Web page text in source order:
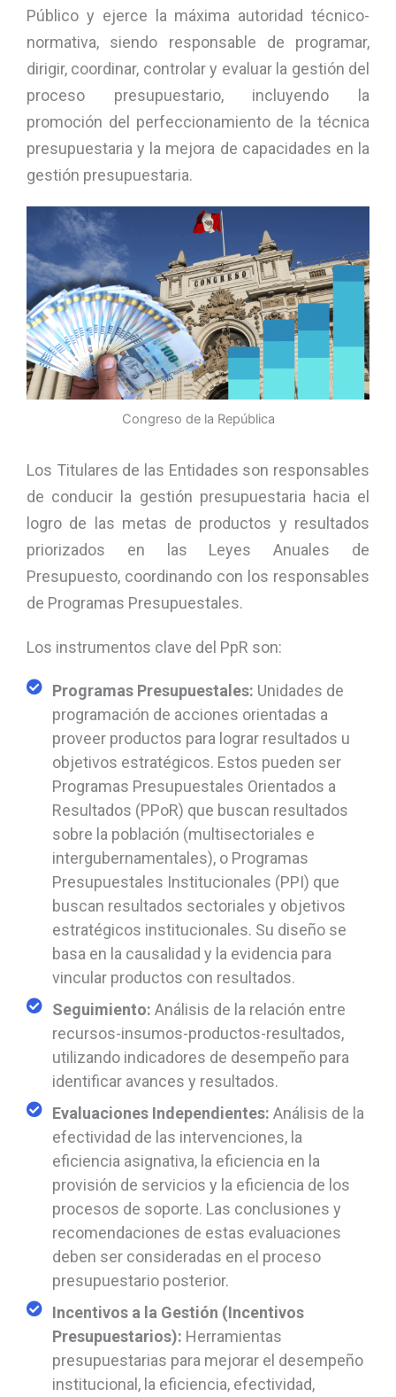
Público y ejerce la máxima autoridad técnico-
normativa, siendo responsable de programar,
dirigir, coordinar, controlar y evaluar la gestión del
proceso presupuestario, incluyendo la
promoción del perfeccionamiento de la técnica
presupuestaria y la mejora de capacidades en la
gestión presupuestaria.
Congreso de la República
Los Titulares de las Entidades son responsables
de conducir la gestión presupuestaria hacia el
logro de las metas de productos y resultados
priorizados en las Leyes Anuales de
Presupuesto, coordinando con los responsables
de Programas Presupuestales.
Los instrumentos clave del PpR son:
Programas Presupuestales: Unidades de
programación de acciones orientadas a
proveer productos para lograr resultados u
objetivos estratégicos. Estos pueden ser
Programas Presupuestales Orientados a
Resultados (PPoR) que buscan resultados
sobre la población (multisectoriales e
intergubernamentales), o Programas
Presupuestales Institucionales (PPI) que
buscan resultados sectoriales y objetivos
estratégicos institucionales. Su diseño se
basa en la causalidad y la evidencia para
vincular productos con resultados.
Seguimiento: Análisis de la relación entre
recursos-insumos-productos-resultados,
utilizando indicadores de desempeño para
identificar avances y resultados.
Evaluaciones Independientes: Análisis de la
efectividad de las intervenciones, la
eficiencia asignativa, la eficiencia en la
provisión de servicios y la eficiencia de los
procesos de soporte. Las conclusiones y
recomendaciones de estas evaluaciones
deben ser consideradas en el proceso
presupuestario posterior.
Incentivos a la Gestión (Incentivos
Presupuestarios): Herramientas
presupuestarias para mejorar el desempeño
institucional, la eficiencia, efectividad,